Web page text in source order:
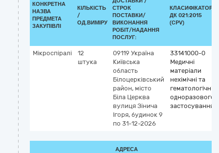
КОНКРЕТНА
НАЗВА
ПРЕДМЕТА
ЗАКУПІВЛІ
КІЛЬКІСТЬ
/
ОД.ВИМІРУ
СТРОК
ПОСТАВКИ/
ВИКОНАННЯ
РОБІТ/НАДАННЯ
ПОСЛУГ:
КЛАСИФІКАТОР
ДК 021:2015
(CPV)
Мікроспіралі
12
штука
09119 Україна
Київська
область
Білоцерківський
район, місто
Біла Церква
вулиця Зінича
Ігоря, будинок 9
по 31-12-2026
33141000-0
Медичні
матеріали
нехімічні та
гематологічні
одноразового
застосування
АДРЕСА